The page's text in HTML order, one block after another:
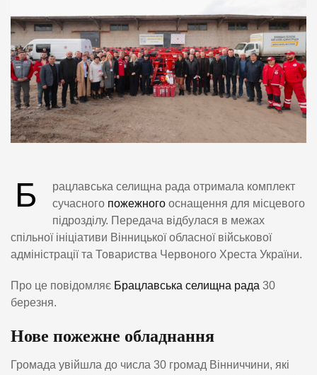
Б
рацлавська селищна рада отримала комплект
сучасного пожежного оснащення для місцевого
підрозділу. Передача відбулася в межах
спільної ініціативи Вінницької обласної військової
адміністрації та Товариства Червоного Хреста України.
Про це повідомляє Брацлавська селищна рада 30
березня.
Нове пожежне обладнання
Громада увійшла до числа 30 громад Вінниччини, які